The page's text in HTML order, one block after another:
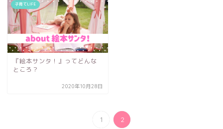
子育てLIFE
『絵本サンタ！』ってどんな
ところ？
2020年10月28日
1 2